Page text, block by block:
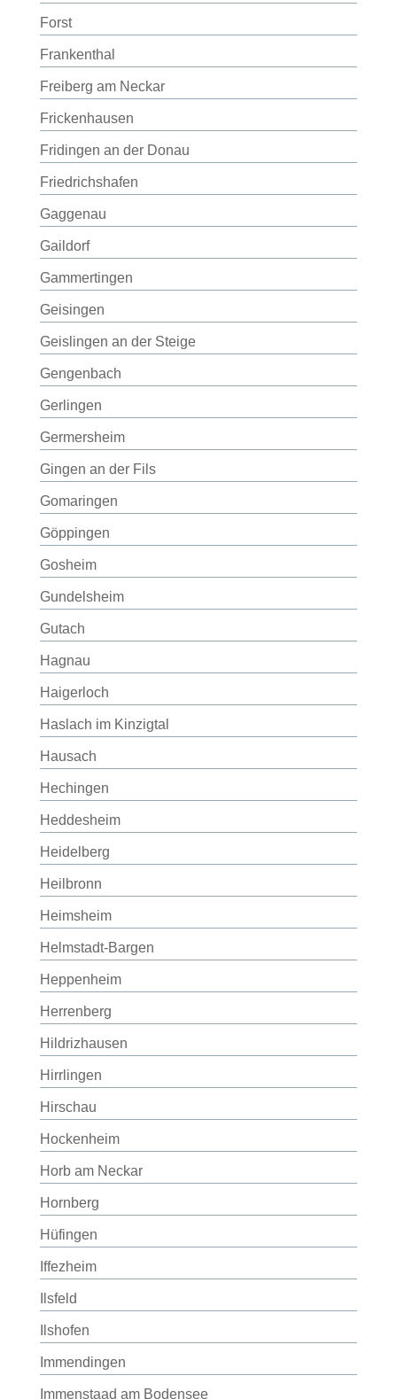
Forst
Frankenthal
Freiberg am Neckar
Frickenhausen
Fridingen an der Donau
Friedrichshafen
Gaggenau
Gaildorf
Gammertingen
Geisingen
Geislingen an der Steige
Gengenbach
Gerlingen
Germersheim
Gingen an der Fils
Gomaringen
Göppingen
Gosheim
Gundelsheim
Gutach
Hagnau
Haigerloch
Haslach im Kinzigtal
Hausach
Hechingen
Heddesheim
Heidelberg
Heilbronn
Heimsheim
Helmstadt-Bargen
Heppenheim
Herrenberg
Hildrizhausen
Hirrlingen
Hirschau
Hockenheim
Horb am Neckar
Hornberg
Hüfingen
Iffezheim
Ilsfeld
Ilshofen
Immendingen
Immenstaad am Bodensee